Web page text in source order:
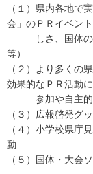
（１）県内各地で
会」のＰＲイベン
しさ、国体の魅
等）
（２）より多くの
効果的なＰＲ活動
参加や自主的な
（３）広報啓発グ
（４）小学校県庁
動
（５）国体・大会